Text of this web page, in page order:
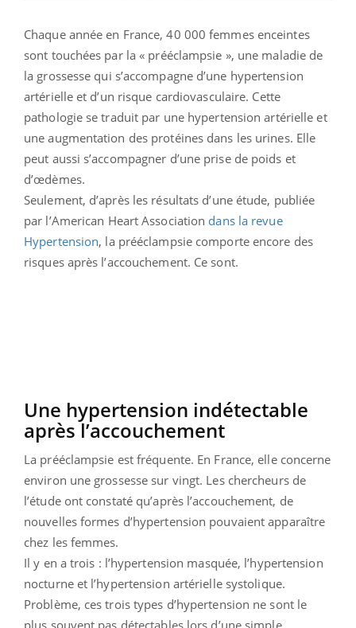
Chaque année en France, 40 000 femmes enceintes
sont touchées par la « prééclampsie », une maladie de
la grossesse qui s’accompagne d’une hypertension
artérielle et d’un risque cardiovasculaire. Cette
pathologie se traduit par une hypertension artérielle et
une augmentation des protéines dans les urines. Elle
peut aussi s’accompagner d’une prise de poids et
d’œdèmes.
Seulement, d’après les résultats d’une étude, publiée
par l’American Heart Association dans la revue
Hypertension, la prééclampsie comporte encore des
risques après l’accouchement. Ce sont.
Une hypertension indétectable
après l’accouchement
La prééclampsie est fréquente. En France, elle concerne
environ une grossesse sur vingt. Les chercheurs de
l’étude ont constaté qu’après l’accouchement, de
nouvelles formes d’hypertension pouvaient apparaître
chez les femmes.
Il y en a trois : l’hypertension masquée, l’hypertension
nocturne et l’hypertension artérielle systolique.
Problème, ces trois types d’hypertension ne sont le
plus souvent pas détectables lors d’une simple